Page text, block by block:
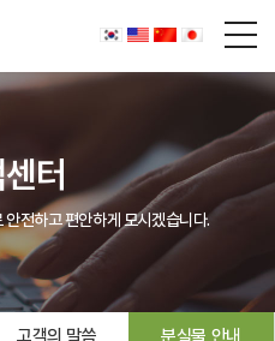
터
전하고 편안하게 모시겠습니다.
고객의 말씀 분실물 안내